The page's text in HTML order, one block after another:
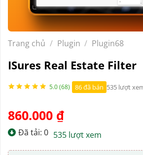
Trang chủ / Plugin / Plugin68
ISures Real Estate Filter
5.0 (68) 86 đã bán 535 lượt
860.000 ₫
Đã tải: 0 535 lượt xem